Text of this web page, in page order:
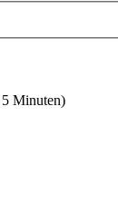
5 Minuten)